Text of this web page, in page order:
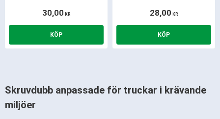
istället för snökedjor.
6,0mm utstick och kräver
endast ca 15,5mm
mönsterdjup! 3,5mm
härdad gänga.
30,00 KR
grävmaskin, timmertruck,
containertruck mm.
28,00 KR
Skruvdubb anpassade för truckar i krävande
miljöer